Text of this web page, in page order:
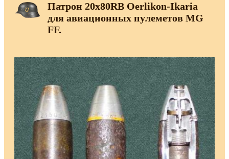
Патрон 20x80RB Oerlikon-Ikaria
для авиационных пулеметов MG
FF.